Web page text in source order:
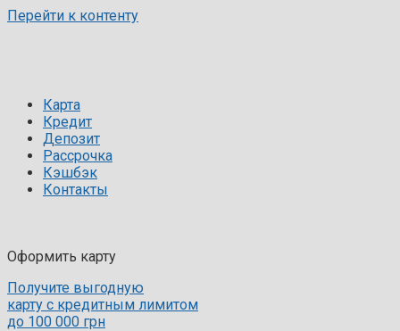
Перейти к контенту
Карта
Кредит
Депозит
Рассрочка
Кэшбэк
Контакты
Оформить карту
Получите выгодную
карту с кредитным лимитом
до 100 000 грн